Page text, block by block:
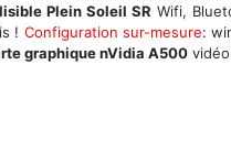
Plein Soleil SR Wifi,
! Configuration sur-mesure:
graphique nVidia A500